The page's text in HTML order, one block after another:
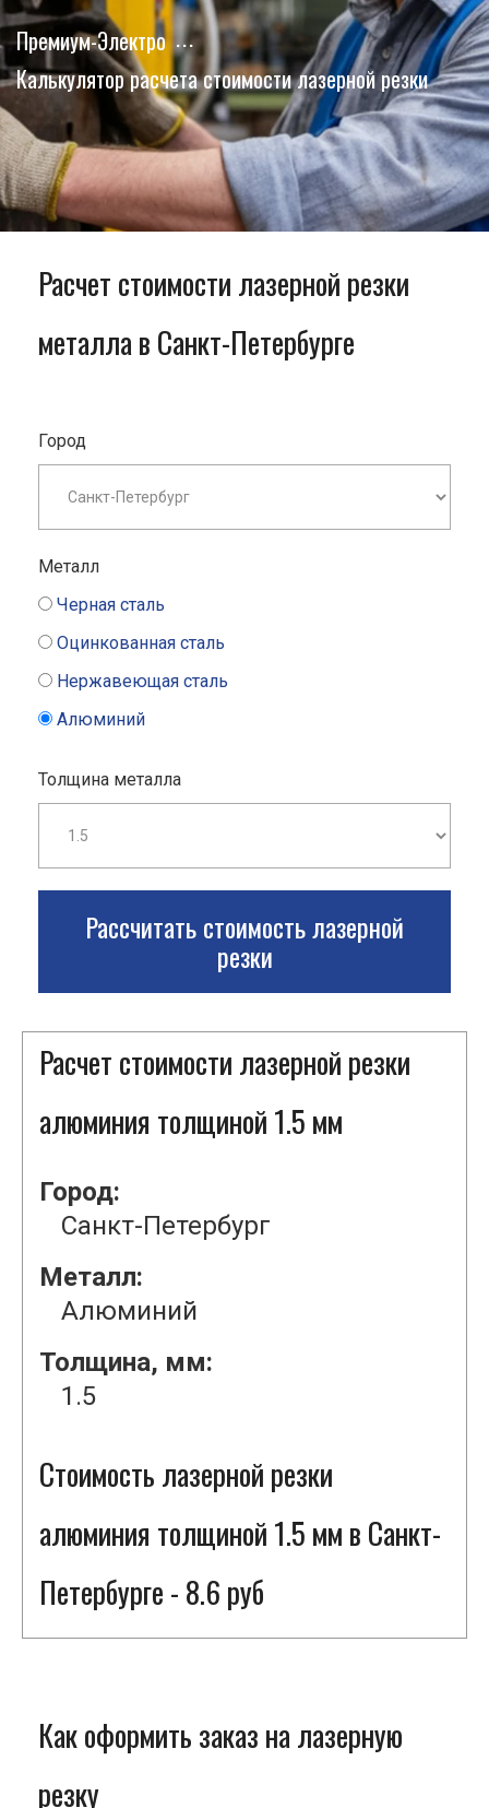
Премиум-Электро
Калькулятор расчета стоимости лазерной резки
Расчет стоимости лазерной резки
металла в Санкт-Петербурге
Город
Металл
Черная сталь
Оцинкованная сталь
Нержавеющая сталь
Алюминий
Толщина металла
Рассчитать стоимость лазерной
резки
Расчет стоимости лазерной резки
алюминия толщиной 1.5 мм
Город:
Санкт-Петербург
Металл:
Алюминий
Толщина, мм:
1.5
Стоимость лазерной резки
алюминия толщиной 1.5 мм в Санкт-
Петербурге - 8.6 руб
Как оформить заказ на лазерную
резку